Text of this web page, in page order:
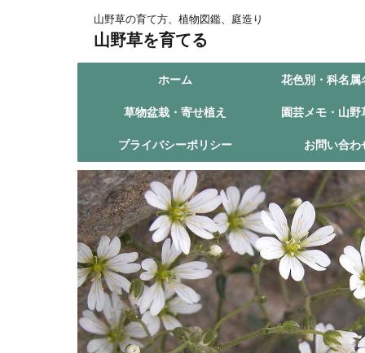
山野草の育て方、植物図鑑、庭造り
山野草を育てる
ホーム 花色別・科名属
草物盆栽・寄せ植え 園芸メモ・山野
プライバシーポリシー お問い合わ